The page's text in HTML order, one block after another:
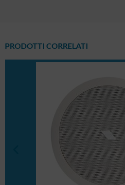
PRODOTTI CORRELATI